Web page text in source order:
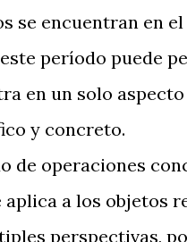
se encuentran en
período puede
en un solo
y concreto.
de operaciones
a los objetos
perspectivas,